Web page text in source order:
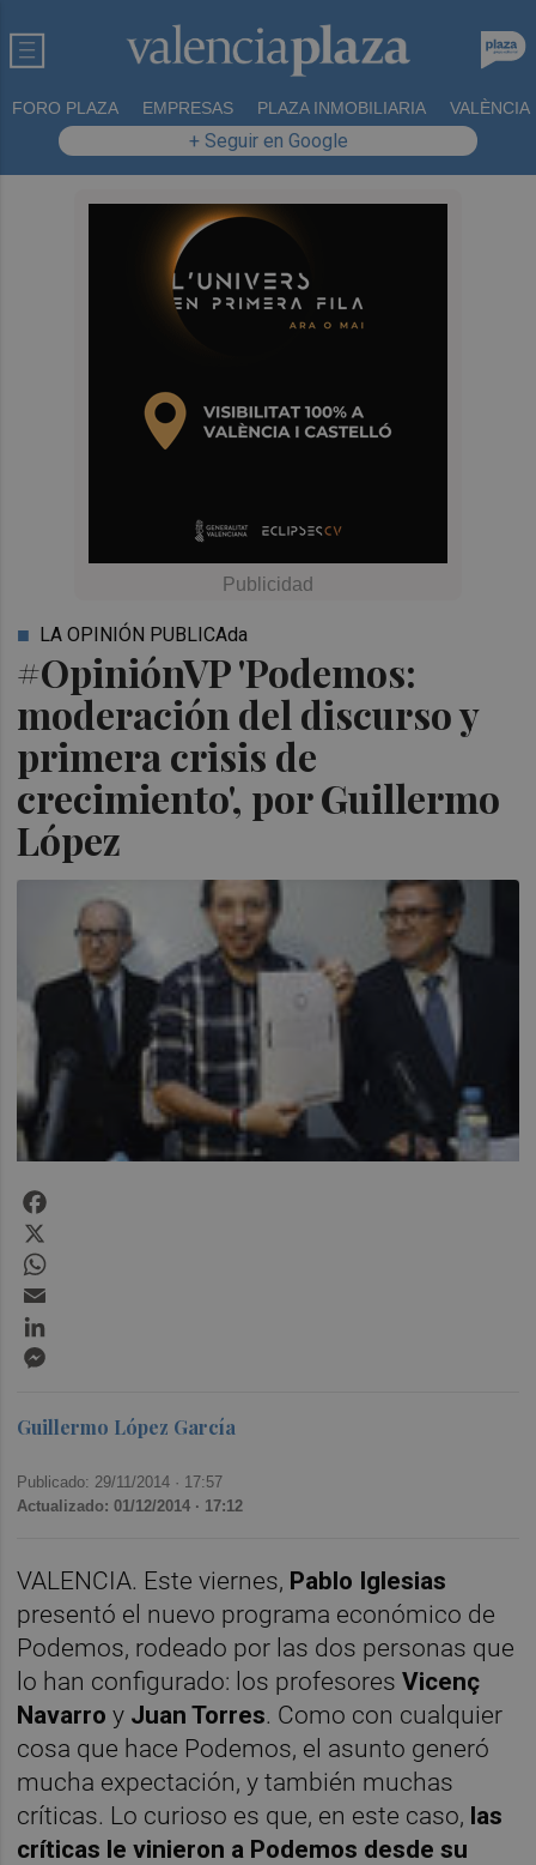
FORO PLAZA EMPRESAS PLAZA INMOBILIARIA VALÈNCIA
+ Seguir en Google
#OpiniónVP 'Podemos:
moderación del discurso y
primera crisis de
crecimiento', por Guillermo
López
LA OPINIÓN PUBLICAda
Guillermo López García
Publicado: 29/11/2014 · 17:57
Actualizado: 01/12/2014 · 17:12
VALENCIA. Este viernes, Pablo Iglesias
presentó el nuevo programa económico de
Podemos, rodeado por las dos personas que
lo han configurado: los profesoresVicenç
Navarroy Juan Torres. Como con cualquier
cosa que hace Podemos, el asunto generó
mucha expectación, y también muchas
críticas. Lo curioso es que, en este caso, las
críticas le vinieron a Podemos desde su